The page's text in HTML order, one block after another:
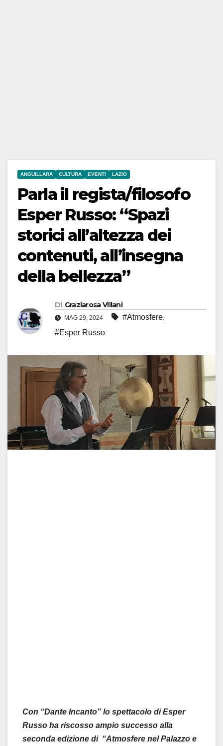
ANGUILLARA CULTURA EVENTI LAZIO
Parla il regista/filosofo
Esper Russo: “Spazi
storici all’altezza dei
contenuti, all’insegna
della bellezza”
Di Graziarosa Villani
MAG 29, 2024 #Atmosfere,
#Esper Russo
Con “Dante Incanto” lo spettacolo di Esper
Russo ha riscosso ampio successo alla
seconda edizione di “Atmosfere nel Palazzo e